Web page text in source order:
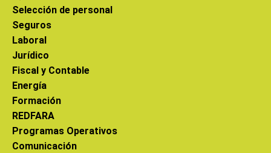
Selección de personal
Seguros
Laboral
Jurídico
Fiscal y Contable
Energía
Formación
REDFARA
Programas Operativos
Comunicación